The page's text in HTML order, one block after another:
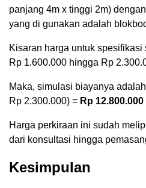
panjang 4m x tinggi 2m)
yang di gunakan adalah
Kisaran harga untuk
Rp 1.600.000 hingga Rp
Maka, simulasi biayanya
Rp 2.300.000) = Rp
Harga perkiraan ini sudah
dari konsultasi hingga
Kesimpulan